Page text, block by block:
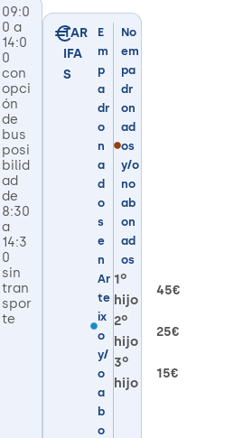
09:0
0 a
14:0
0
con
opci
ón
de
bus
posi
bilid
ad
de
8:30
a
14:3
0
sin
tran
spor
te
TAR
IFA
S
E
m
p
a
dr
o
n
a
d
o
s
e
n
Ar
te
ix
o
y/
o
a
b
o
No
em
pa
dr
on
ad
os
y/o
no
ab
on
ad
os
1º
hijo
45€
2º
hijo
25€
3º
hijo
15€